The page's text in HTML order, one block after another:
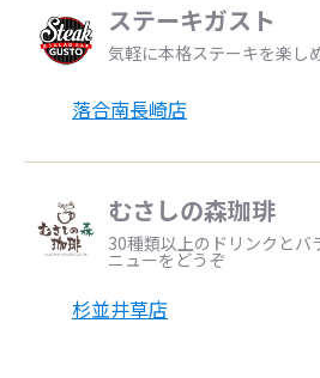
ステーキガスト
気軽に本格ステーキを楽し
落合南長崎店
むさしの森珈琲
30種類以上のドリンクとバ
ニューをどうぞ
杉並井草店